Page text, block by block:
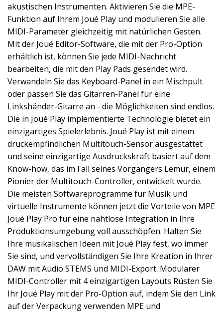
akustischen Instrumenten. Aktivieren Sie die MPE-
Funktion auf Ihrem Joué Play und modulieren Sie alle
MIDI-Parameter gleichzeitig mit natürlichen Gesten.
Mit der Joué Editor-Software, die mit der Pro-Option
erhältlich ist, können Sie jede MIDI-Nachricht
bearbeiten, die mit den Play Pads gesendet wird.
Verwandeln Sie das Keyboard-Panel in ein Mischpult
oder passen Sie das Gitarren-Panel für eine
Linkshänder-Gitarre an - die Möglichkeiten sind endlos.
Die in Joué Play implementierte Technologie bietet ein
einzigartiges Spielerlebnis. Joué Play ist mit einem
druckempfindlichen Multitouch-Sensor ausgestattet
und seine einzigartige Ausdruckskraft basiert auf dem
Know-how, das im Fall seines Vorgängers Lemur, einem
Pionier der Multitouch-Controller, entwickelt wurde.
Die meisten Softwareprogramme für Musik und
virtuelle Instrumente können jetzt die Vorteile von MPE
Joué Play Pro für eine nahtlose Integration in Ihre
Produktionsumgebung voll ausschöpfen. Halten Sie
Ihre musikalischen Ideen mit Joué Play fest, wo immer
Sie sind, und vervollständigen Sie Ihre Kreation in Ihrer
DAW mit Audio STEMS und MIDI-Export. Modularer
MIDI-Controller mit 4 einzigartigen Layouts Rüsten Sie
Ihr Joué Play mit der Pro-Option auf, indem Sie den Link
auf der Verpackung verwenden MPE und